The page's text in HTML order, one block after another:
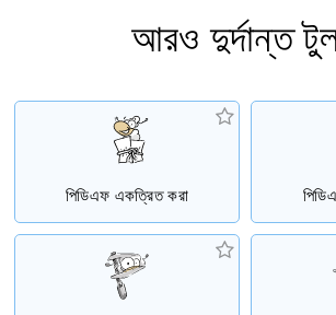
আরও দুর্দান্ত
পিডিএফ একত্রিত করা